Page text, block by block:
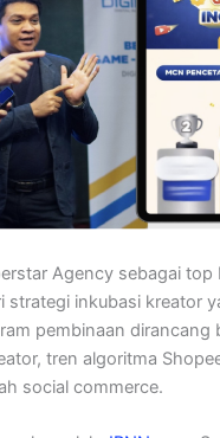
Agency sebagai top
strategi inkubasi kreator
pembinaan dirancang
tren algoritma
social commerce.